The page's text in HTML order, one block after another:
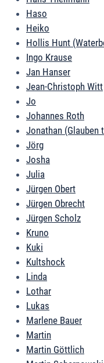
Haso
Heiko
Hollis Hunt
Ingo Krause
Jan Hanser
Jean-Christoph Witt
Jo
Johannes Roth
Jonathan (Glauben
Jörg
Josha
Julia
Jürgen Obert
Jürgen Obrecht
Jürgen Scholz
Kruno
Kuki
Kultshock
Linda
Lothar
Lukas
Marlene Bauer
Martin
Martin Göttlich